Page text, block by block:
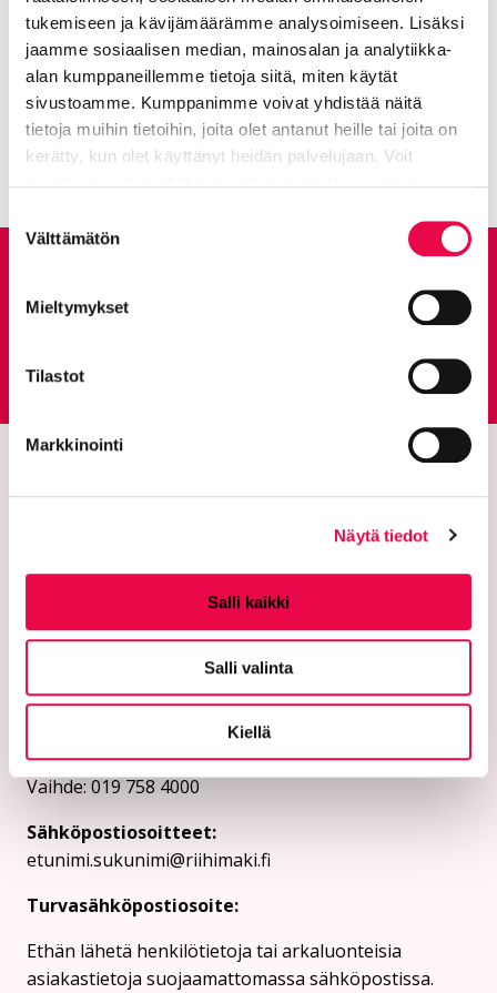
tukemiseen ja kävijämäärämme analysoimiseen. Lisäksi
jaamme sosiaalisen median, mainosalan ja analytiikka-
alan kumppaneillemme tietoja siitä, miten käytät
sivustoamme. Kumppanimme voivat yhdistää näitä
tietoja muihin tietoihin, joita olet antanut heille tai joita on
kerätty, kun olet käyttänyt heidän palvelujaan. Voit
valinta
Välttämätön
Mieltymykset
Tilastot
Markkinointi
Näytä tiedot
Salli kaikki
Salli valinta
Kiellä
Aihealueet:Elä ja voi hyvin
Avainsanat:Liikunta Kotoutumispalvelut
Kaikki artikkelit: Ajankohtaista
Siirtyy ulkoiselle
Riihimäen kaupunki
PL 125 (Eteläinen Asemakatu 2)
Vaihde: 019 758 4000
Sähköpostiosoitteet:
etunimi.sukunimi@riihimaki.fi
Turvasähköpostiosoite:
Ethän lähetä henkilötietoja tai arkaluonteisia
asiakastietoja suojaamattomassa sähköpostissa.